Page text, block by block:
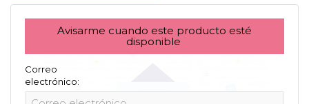
Avisarme cuando este producto esté
disponible
Correo
electrónico: